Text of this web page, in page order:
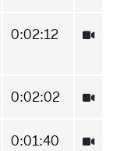
0:02:12
0:02:02
0:01:40